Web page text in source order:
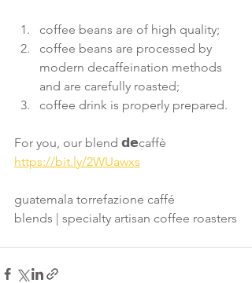
coffee beans are of high quality;
coffee beans are processed by
modern decaffeination methods
and are carefully roasted;
coffee drink is properly prepared.
For you, our blend 𝗱𝗲caffè
https://bit.ly/2WUawxs
guatemala torrefazione caffé
blends | specialty artisan coffee roasters